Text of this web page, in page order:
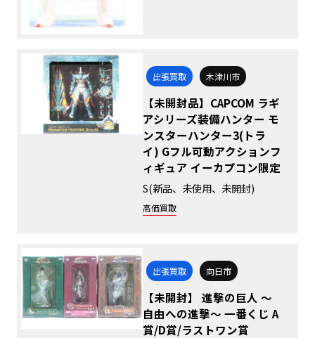
出張買取 木津川市
【未開封品】CAPCOM ラギ
アシリーズ装備ハンター モ
ンスターハンター3(トラ
イ) Gフル可動アクションフ
ィギュア イーカプコン限定
S(新品、未使用、未開封)
高価買取
出張買取 向日市
【未開封】 進撃の巨人 ～
自由への進撃～ 一番くじ A
賞/D賞/ラストワン賞